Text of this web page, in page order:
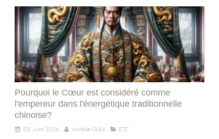
Pourquoi le Cœur est considéré comme
l'empereur dans l'énergétique traditionnelle
chinoise?
03 Juin 2026 Aurélie OLEA ETC